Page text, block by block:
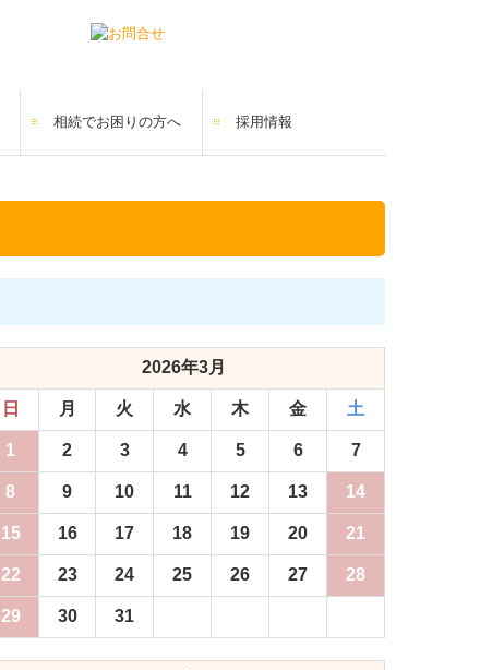
相続でお困りの方へ 採用情報
2026年3月
日 月 火 水 木 金 土
1 2 3 4 5 6 7
8 9 10 11 12 13 14
15 16 17 18 19 20 21
22 23 24 25 26 27 28
29 30 31